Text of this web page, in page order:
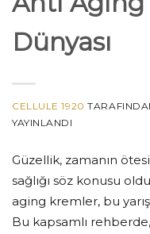
Dünyası
CELLULE 1920
YAYINLANDI
Güzellik, zamanın
sağlığı söz konusu
aging kremler, bu
Bu kapsamlı